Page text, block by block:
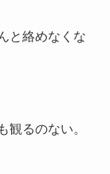
と絡めなくな
観るのない。